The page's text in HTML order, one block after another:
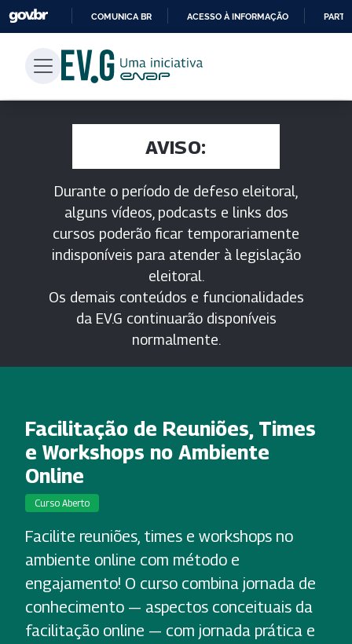
PARA
CONTEÚDO
COMUNICA BR ACESSO À INFORMAÇÃO
AVISO:
Durante o período de defeso eleitoral,
alguns vídeos, podcasts e links dos
cursos poderão ficar temporariamente
indisponíveis para atender à legislação
eleitoral.
Os demais conteúdos e funcionalidades
da EV.G continuarão disponíveis
normalmente.
Facilitação de Reuniões, Times
e Workshops no Ambiente
Online
Curso Aberto
Facilite reuniões, times e workshops no
ambiente online com método e
engajamento! O curso combina jornada de
conhecimento — aspectos conceituais da
facilitação online — com jornada prática e